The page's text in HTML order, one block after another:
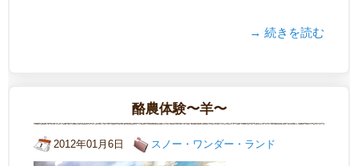
→ 続きを読む
酪農体験〜羊〜
2012年01月6日 スノー・ワンダー・ランド